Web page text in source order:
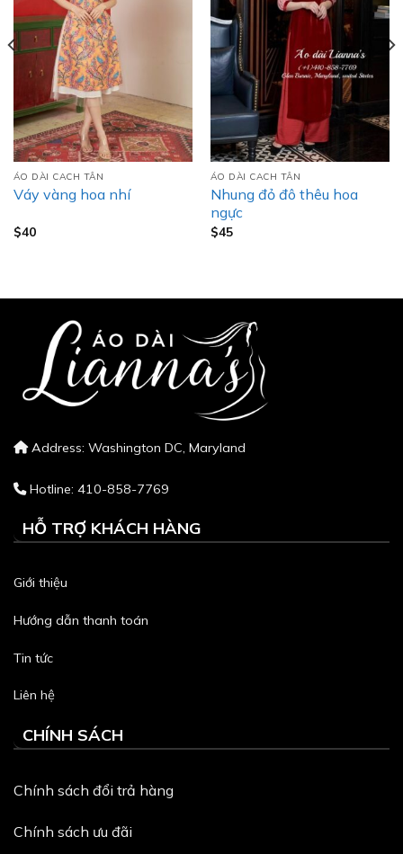
ÁO DÀI CACH TÂN
Váy vàng hoa nhí
$40
ÁO DÀI CACH TÂN
Nhung đỏ đô thêu hoa
ngực
$45
Address: Washington DC, Maryland
Hotline: 410-858-7769
HỖ TRỢ KHÁCH HÀNG
Giới thiệu
Hướng dẫn thanh toán
Tin tức
Liên hệ
CHÍNH SÁCH
Chính sách đổi trả hàng
Chính sách ưu đãi